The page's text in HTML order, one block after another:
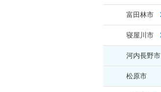
富田林市
寝屋川市
河内長野市
松原市